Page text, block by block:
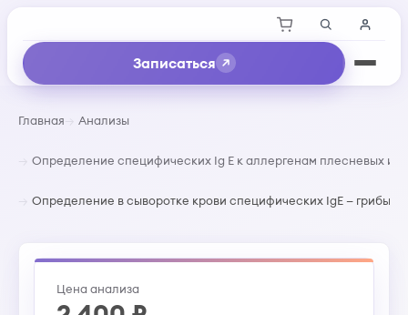
Записаться
Главная Анализы
Определение специфических Ig E к аллергенам плесневых и
Определение в сыворотке крови специфических IgE — грибы
Цена анализа